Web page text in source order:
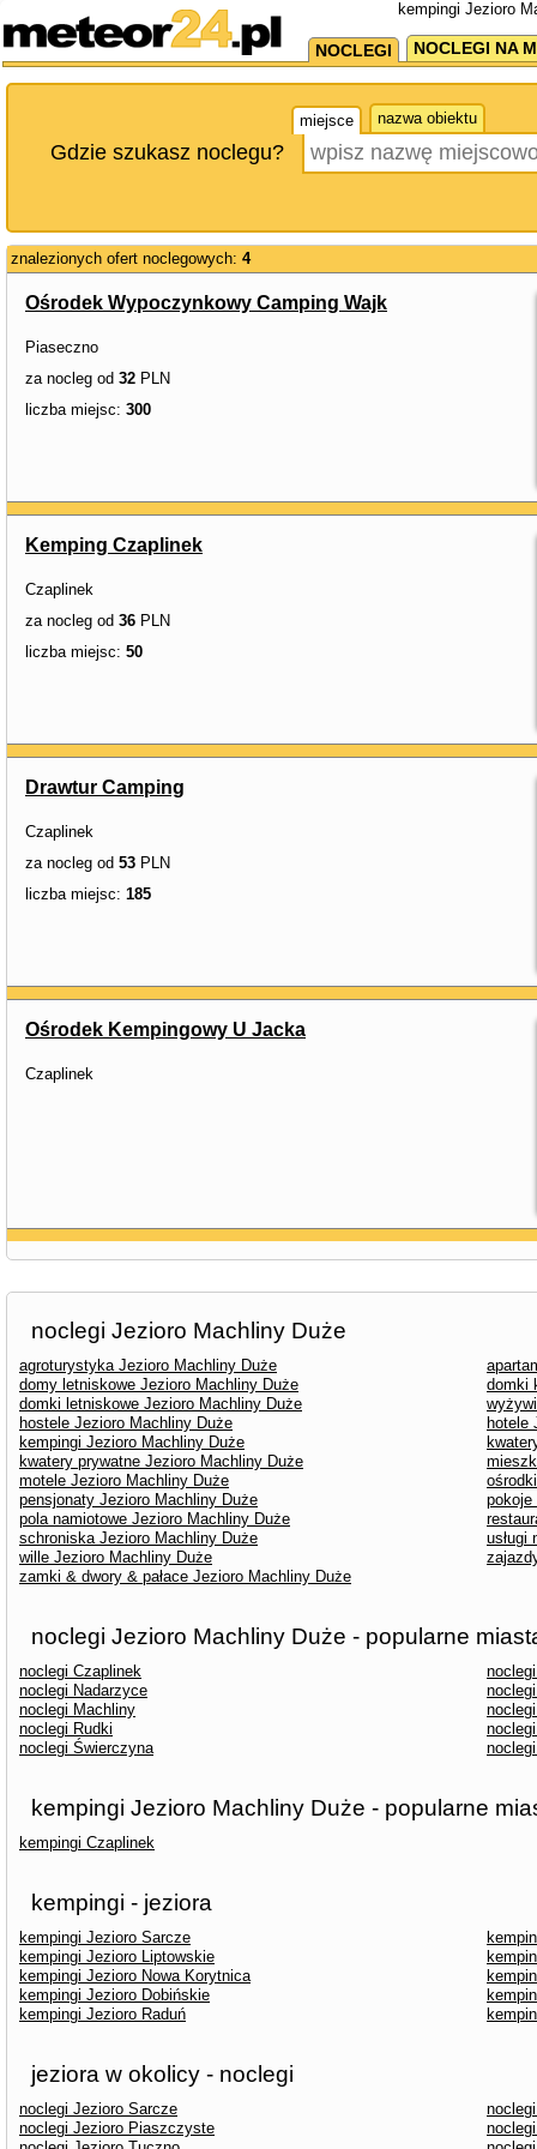
kempingi Jezioro
NOCLEGI NOCLEGI NA
miejsce nazwa obiektu
Gdzie szukasz noclegu?
znalezionych ofert noclegowych: 4
Ośrodek Wypoczynkowy Camping Wajk
Piaseczno
za nocleg od 32 PLN
liczba miejsc: 300
Kemping Czaplinek
Czaplinek
za nocleg od 36 PLN
liczba miejsc: 50
Drawtur Camping
Czaplinek
za nocleg od 53 PLN
liczba miejsc: 185
Ośrodek Kempingowy U Jacka
Czaplinek
noclegi Jezioro Machliny Duże
agroturystyka Jezioro Machliny Duże
domy letniskowe Jezioro Machliny Duże
domki
domki letniskowe Jezioro Machliny Duże
hostele Jezioro Machliny Duże
hotele
kempingi Jezioro Machliny Duże
kwatery prywatne Jezioro Machliny Duże
motele Jezioro Machliny Duże
pensjonaty Jezioro Machliny Duże
pokoje
pola namiotowe Jezioro Machliny Duże
schroniska Jezioro Machliny Duże
usługi
wille Jezioro Machliny Duże
zamki & dwory & pałace Jezioro Machliny Duże
noclegi Jezioro Machliny Duże - popularne
noclegi Czaplinek
noclegi Nadarzyce
noclegi Machliny
noclegi Rudki
noclegi Świerczyna
kempingi Jezioro Machliny Duże - popularne
kempingi Czaplinek
kempingi - jeziora
kempingi Jezioro Sarcze
kempingi Jezioro Liptowskie
kempingi Jezioro Nowa Korytnica
kempingi Jezioro Dobińskie
kempingi Jezioro Raduń
jeziora w okolicy - noclegi
noclegi Jezioro Sarcze
noclegi Jezioro Piaszczyste